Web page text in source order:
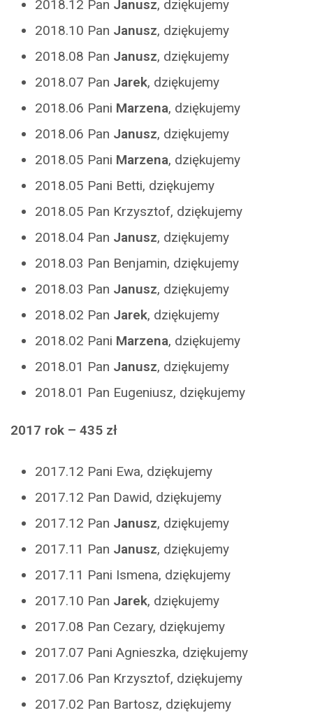
2018.12 Pan Janusz, dziękujemy
2018.10 Pan Janusz, dziękujemy
2018.08 Pan Janusz, dziękujemy
2018.07 Pan Jarek, dziękujemy
2018.06 Pani Marzena, dziękujemy
2018.06 Pan Janusz, dziękujemy
2018.05 Pani Marzena, dziękujemy
2018.05 Pani Betti, dziękujemy
2018.05 Pan Krzysztof, dziękujemy
2018.04 Pan Janusz, dziękujemy
2018.03 Pan Benjamin, dziękujemy
2018.03 Pan Janusz, dziękujemy
2018.02 Pan Jarek, dziękujemy
2018.02 Pani Marzena, dziękujemy
2018.01 Pan Janusz, dziękujemy
2018.01 Pan Eugeniusz, dziękujemy
2017 rok – 435 zł
2017.12 Pani Ewa, dziękujemy
2017.12 Pan Dawid, dziękujemy
2017.12 Pan Janusz, dziękujemy
2017.11 Pan Janusz, dziękujemy
2017.11 Pani Ismena, dziękujemy
2017.10 Pan Jarek, dziękujemy
2017.08 Pan Cezary, dziękujemy
2017.07 Pani Agnieszka, dziękujemy
2017.06 Pan Krzysztof, dziękujemy
2017.02 Pan Bartosz, dziękujemy